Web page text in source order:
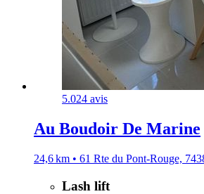
5.024 avis
Au Boudoir De Marine
24,6 km • 61 Rte du Pont-Rouge,
Lash lift